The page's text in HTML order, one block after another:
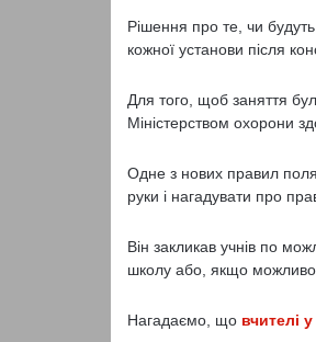
Рішення про те, чи
кожної установи після
Для того, щоб заняття
Міністерством охорони
Одне з нових правил
руки і нагадувати про
Він закликав учнів по
школу або, якщо можливо,
Нагадаємо, що вчителі